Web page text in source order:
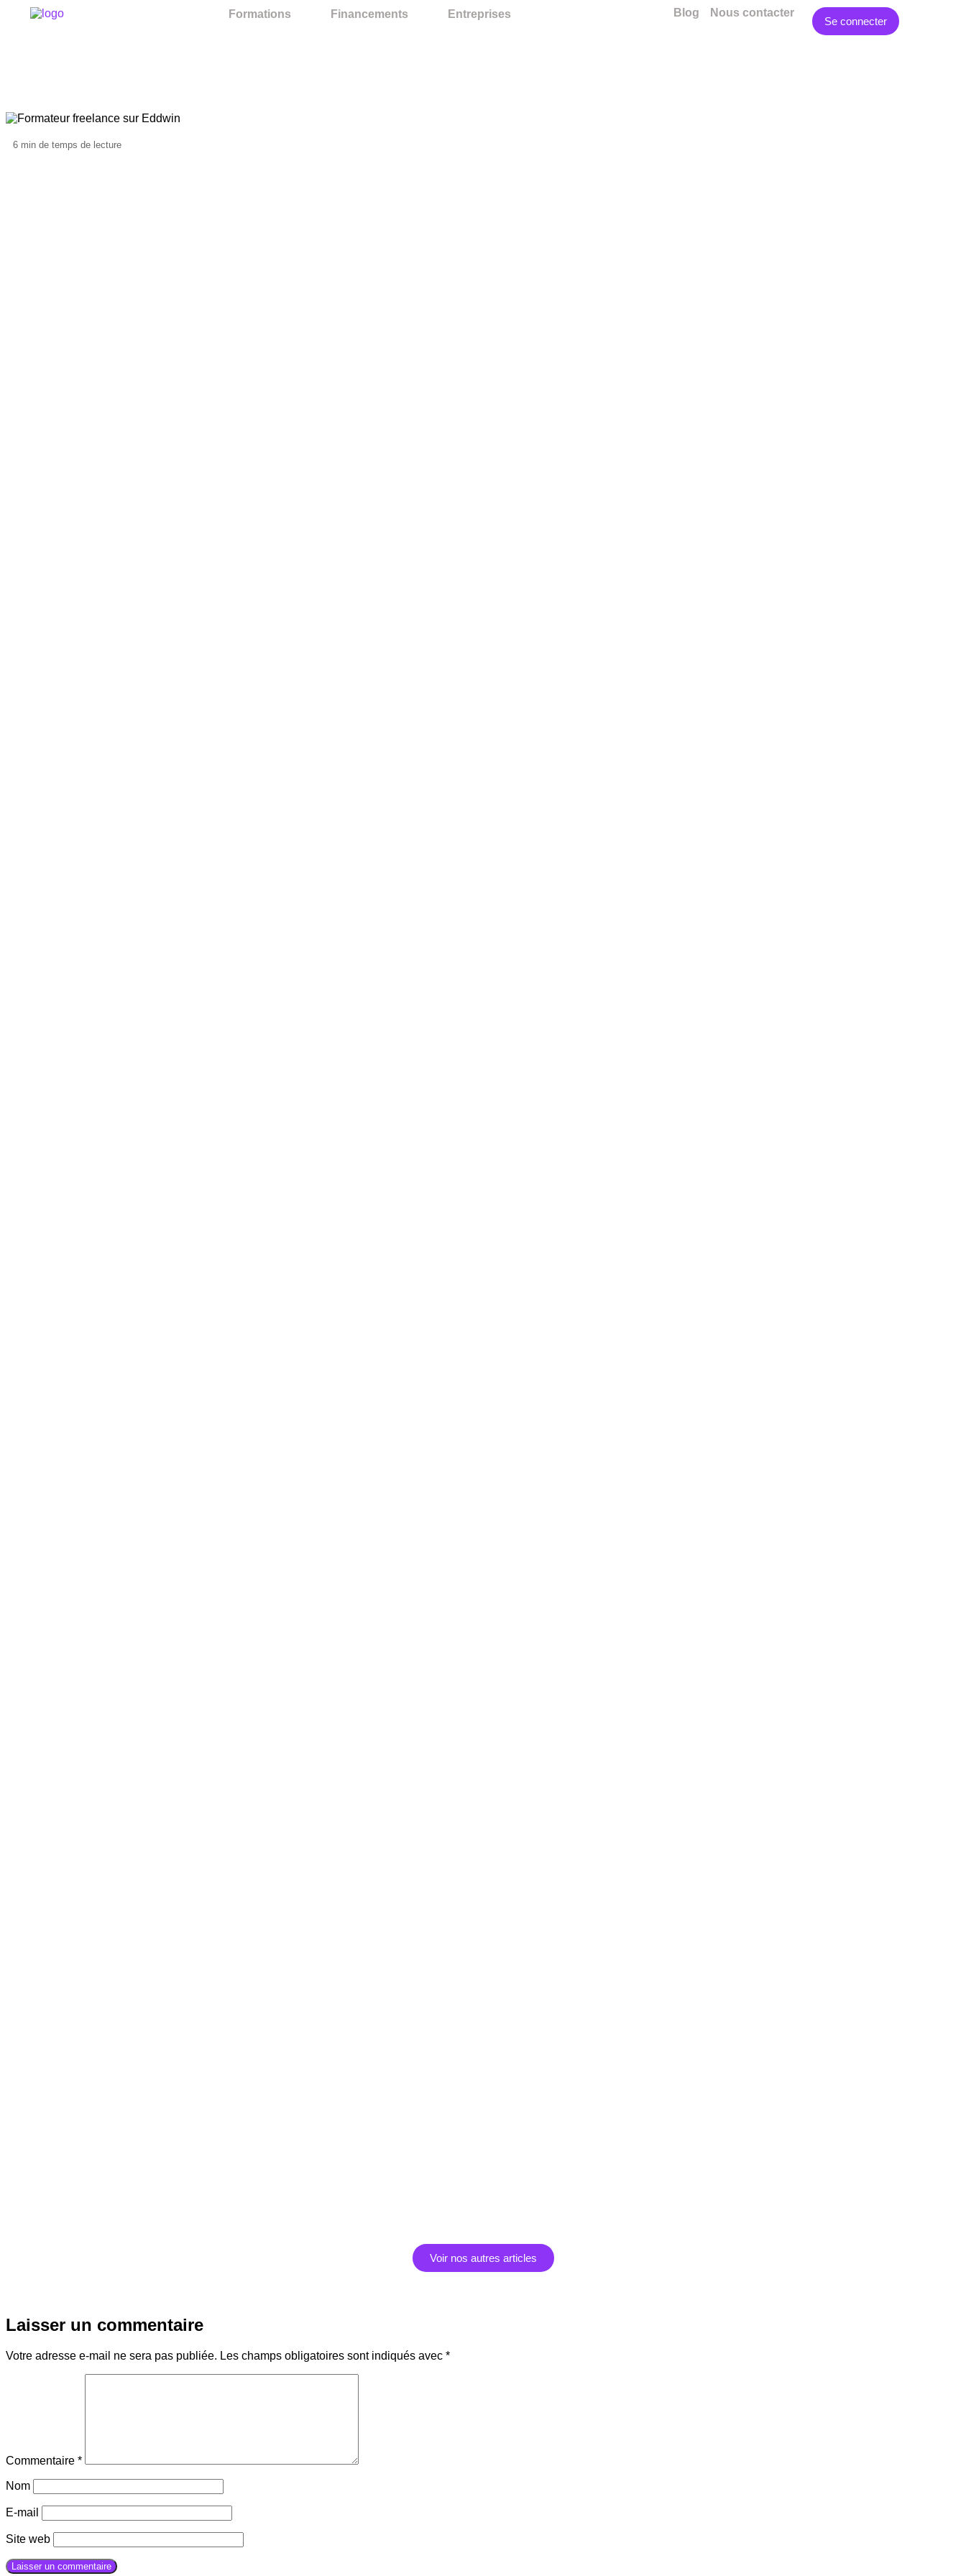
Formations Financements Entreprises Blog Nous contacter
Se connecter
6 min de temps de lecture
Voir nos autres articles
Laisser un commentaire
Votre adresse e-mail ne sera pas publiée. Les champs obligatoires sont indiqués avec *
Commentaire *
Nom
E-mail
Site web